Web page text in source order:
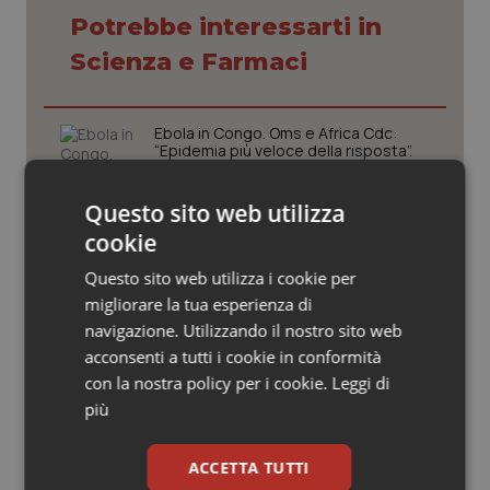
Veneto
Oncoematologia
Oncologia & Nutrizione
Quotidiano Cardiologia
Quotidiano Chirurgia
Quotidiano Oncologia
Quotidiano Pediatria
Rene & patologie urogenitali
Potrebbe interessarti in
Scienza e Farmaci
Ebola in Congo. Oms e Africa Cdc:
“Epidemia più veloce della risposta”.
West Nile. D’Alterio (Rete IZS):
“Sorveglianza e dati scientifici, senza
allarmismi. Sistema italiano
preparato”
La spesa farmaceutica sale a 39,3
miliardi (+6%). Prosegue il boom dei
farmaci per diabete e obesità e cala
uso antibiotici. Ecco il Rapporto
OsMed 2025
Aifa. Rivisto il Programma attività 2026
dopo le richieste delle Regioni. Dalla
Questo sito web utilizza
cookie
Questo sito web utilizza i cookie per
migliorare la tua esperienza di
navigazione. Utilizzando il nostro sito web
acconsenti a tutti i cookie in conformità
con la nostra policy per i cookie. Leggi di
più
ACCETTA TUTTI